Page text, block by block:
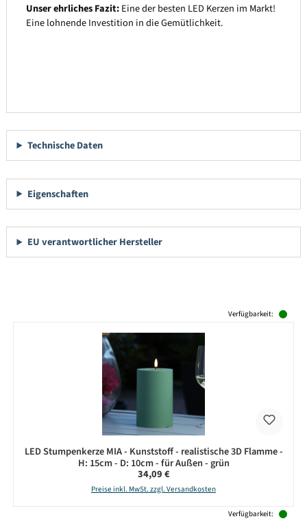
Unser ehrliches Fazit:Eine der besten LED Kerzen im Markt!
Eine lohnende Investition in die Gemütlichkeit.
Technische Daten
Eigenschaften
EU verantwortlicher Hersteller
Verfügbarkeit:
LED Stumpenkerze MIA - Kunststoff - realistische 3D Flamme -
H: 15cm - D: 10cm - für Außen - grün
Regulärer Preis:
34,09 €
Preise inkl. MwSt. zzgl. Versandkosten
Verfügbarkeit: